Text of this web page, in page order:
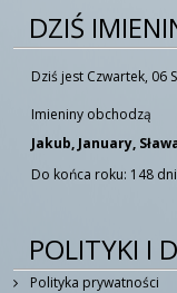
DZIŚ
Dziś jest Czwartek, 06
Imieniny obchodzą
Jakub, January,
Do końca roku: 148 dni
POLITYKI I
Polityka prywatności